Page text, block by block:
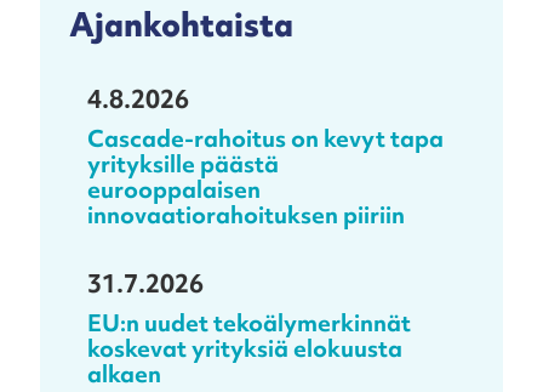
Ajankohtaista
4.8.2026
Cascade-rahoitus on kevyt tapa
yrityksille päästä
eurooppalaisen
innovaatiorahoituksen piiriin
31.7.2026
EU:n uudet tekoälymerkinnät
koskevat yrityksiä elokuusta
alkaen